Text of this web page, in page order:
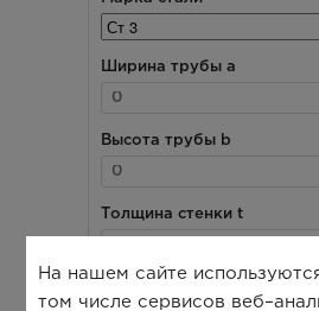
На нашем сайте
том числе сервисов